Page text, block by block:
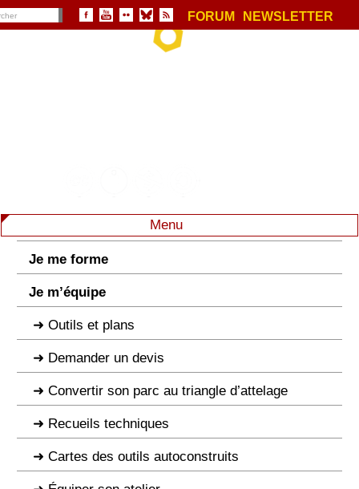
FORUM NEWSLETTER
Menu
Je me forme
Je m’équipe
Outils et plans
Demander un devis
Convertir son parc au triangle d’attelage
Recueils techniques
Cartes des outils autoconstruits